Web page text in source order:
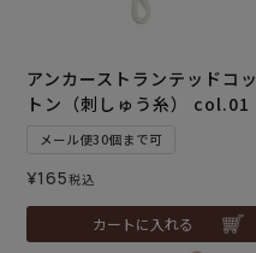
アンカーストランテッドコッ
トン（刺しゅう糸） col.01
メール便30個まで可
¥165税込
カートに入れる